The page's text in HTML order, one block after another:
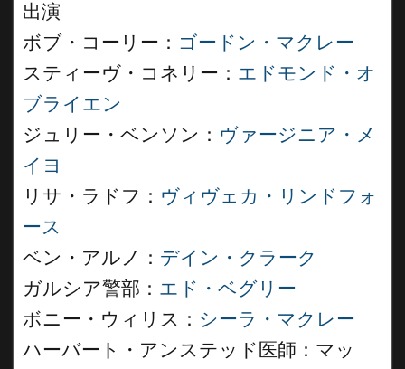
出演
ボブ・コーリー： ゴードン・マクレー
スティーヴ・コネリー： エドモンド・オ
ブライエン
ジュリー・ベンソン： ヴァージニア・メ
イヨ
リサ・ラドフ： ヴィヴェカ・リンドフォ
ース
ベン・アルノ： デイン・クラーク
ガルシア警部： エド・ベグリー
ボニー・ウィリス： シーラ・マクレー
ハーバート・アンステッド医師：マッ